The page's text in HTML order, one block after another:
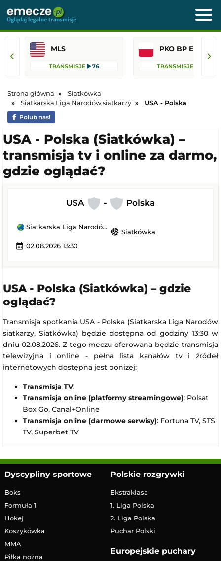
MLS
TRANSMISJE 76 TRANSMISJE
Strona główna
Siatkówka
Siatkarska Liga Narodów siatkarzy
USA - Polska
Polub nas!
USA - Polska (Siatkówka) –
transmisja tv i online za darmo,
gdzie oglądać?
USA - Polska
Siatkarska Liga Narodów siatkarzy
sports_volleyball Siatkówka
calendar_month 02.08.2026 13:30
USA - Polska (Siatkówka) – gdzie
oglądać?
Transmisja spotkania USA - Polska (Siatkarska Liga Narodów
siatkarzy, Siatkówka) będzie dostępna od godziny 13:30 w
dniu 02.08.2026. Z tego meczu oferowana będzie transmisja
telewizyjna i online - pełna lista kanałów tv i źródeł
internetowych dostępna jest poniżej:
Transmisja TV:
Transmisja online (platformy streamingowe): Polsat
Box Go, Canal+Online
Transmisja online (darmowe serwisy): Fortuna TV, STS
TV, Superbet TV
Dyscypliny sportowe
Boks
Formuła 1
Hokej
Koszykówka
MMA
Piłka nożna
Polskie rozgrywki
Ekstraklasa
1. Liga Polska
2. Liga Polska
Puchar Polski
Europejskie puchary